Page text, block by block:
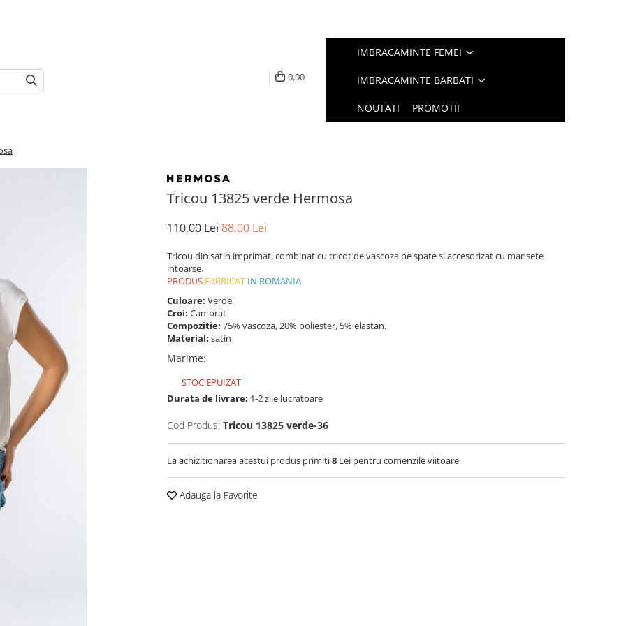
0,00
IMBRACAMINTE FEMEI
IMBRACAMINTE BARBATI
NOUTATI PROMOTII
Tricou 13825 verde Hermosa
110,00 Lei88,00 Lei
Tricou din satin imprimat, combinat cu tricot de vascoza pe spate si accesorizat cu mansete
intoarse.
PRODUS FABRICAT IN ROMANIA
Culoare: Verde
Croi: Cambrat
Compozitie: 75% vascoza, 20% poliester, 5% elastan.
Material: satin
Marime:
STOC EPUIZAT
Durata de livrare: 1-2 zile lucratoare
Cod Produs: Tricou 13825 verde-36
La achizitionarea acestui produs primiti8 Lei pentru comenzile viitoare
Adauga la Favorite